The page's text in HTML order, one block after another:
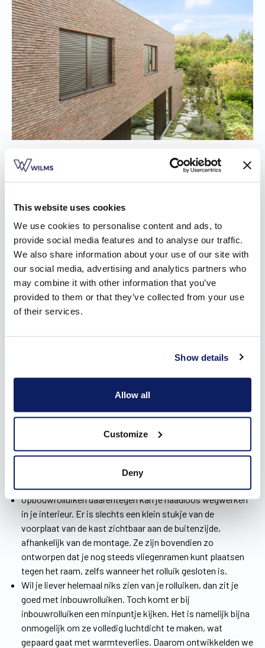
This website uses cookies
We use cookies to personalise content and ads, to
provide social media features and to analyse our traffic.
We also share information about your use of our site with
our social media, advertising and analytics partners who
may combine it with other information that you’ve
provided to them or that they’ve collected from your use
of their services.
Show details
Allow all
Customize
Deny
Inspiratie voor je rolluiken
daar uiteraard goed over na. Je wil het product ongetwijfeld
eerst eens zien en uittesten. Bij onze verdelers of in het
Wilms Experience Center is het allemaal mogelijk. Maar voor
je naar de showroom gaat, duik eerst eens in onze
inspiratiebrochure. Je leest er alles over onze drie soorten
rolluiken, de bedieningsmogelijkheden, kleuren en materialen.
Download op voorhand de brochureen laat alle mogelijke
opties voor je rolluiken in Sint-Eloois-Winkel op je afkomen.
in Sint-Eloois-Winkel: voorzetrolluiken,
opbouwrolluiken en inbouwrolluiken.
Voorzetrolluiken zijn ideaal als je breek- en kapwerk wil
vermijden. Je plaatst ze eenvoudig voor de ramen,
waardoor het niet nodig is om de binnenmuur te perforeren.
Het energiepeil van je woning wordt op die manier niet
Opbouwrolluiken daarentegen kan je naadloos wegwerken
in je interieur. Er is slechts een klein stukje van de
voorplaat van de kast zichtbaar aan de buitenzijde,
afhankelijk van de montage. Ze zijn bovendien zo
ontworpen dat je nog steeds vliegenramen kunt plaatsen
tegen het raam, zelfs wanneer het rolluik gesloten is.
Wil je liever helemaal niks zien van je rolluiken, dan zit je
goed met inbouwrolluiken. Toch komt er bij
inbouwrolluiken een minpuntje kijken. Het is namelijk bijna
onmogelijk om ze volledig luchtdicht te maken, wat
gepaard gaat met warmteverlies. Daarom ontwikkelden we